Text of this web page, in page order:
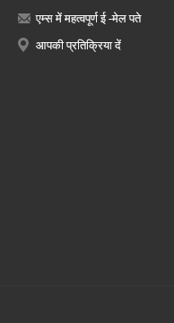
एम्स में महत्वपूर्ण ई -मेल पते
आपकी प्रतिक्रिया दें